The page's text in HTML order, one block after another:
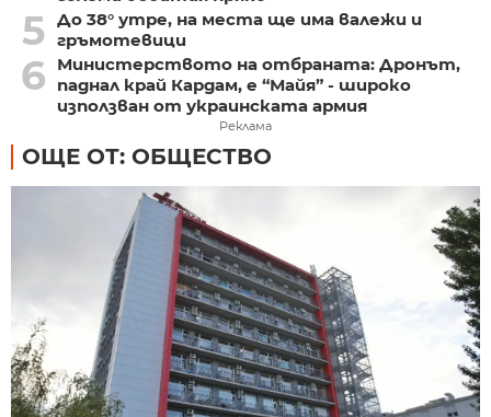
5 До 38° утре, на места ще има валежи и
гръмотевици
6
Министерството на отбраната: Дронът,
паднал край Кардам, е “Майя” - широко
използван от украинската армия
Реклама
ОЩЕ ОТ: ОБЩЕСТВО